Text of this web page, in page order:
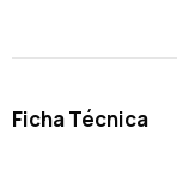
Ficha Técnica